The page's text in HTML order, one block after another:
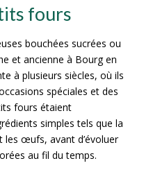
fours
bouchées sucrées ou
et ancienne à Bourg en
à plusieurs siècles, où ils
spéciales et des
fours étaient
simples tels que la
les œufs, avant d’évoluer
au fil du temps.